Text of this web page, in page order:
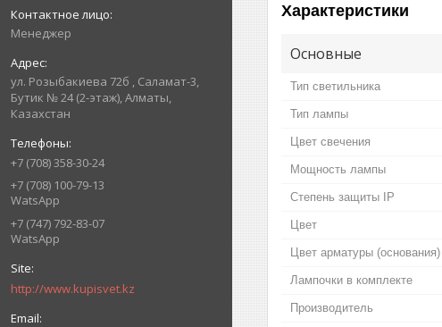
Менеджер
ул. Розыбакиева 72б , Саламат-3,
Бутик № 24 (2-этаж), Алматы,
Казахстан
+7 (708) 358-30-24
+7 (708) 100-79-13
WatsApp
+7 (747) 792-83-07
WatsApp
http://www.kupisvet.kz
Характеристики
Основные
Тип светильника
Тип лампы
Цвет свечения
Мощность лампы
Степень защиты IP
Цвет
Цвет арматуры (основания)
Лампочки в комплекте
Производитель